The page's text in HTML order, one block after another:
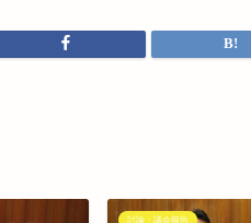
討論・議会報告